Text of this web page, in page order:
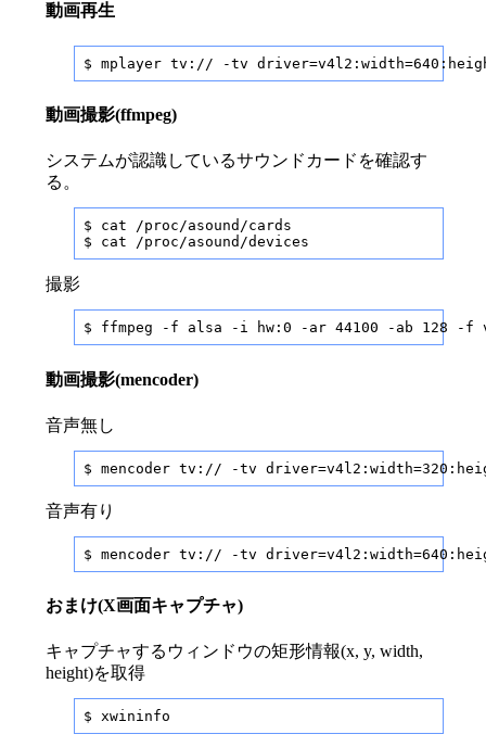
動画再生
$ mplayer tv:// -tv
動画撮影(ffmpeg)
システムが認識しているサウンドカードを確認す
る。
$ cat /proc/asound/cards
$ cat /proc/asound/devices
撮影
$ ffmpeg -f alsa -i hw:0 -ar 44100 -ab 128 -f
動画撮影(mencoder)
音声無し
$ mencoder tv:// -tv
音声有り
$ mencoder tv:// -tv
おまけ(X画面キャプチャ)
キャプチャするウィンドウの矩形情報(x, y, width,
height)を取得
$ xwininfo